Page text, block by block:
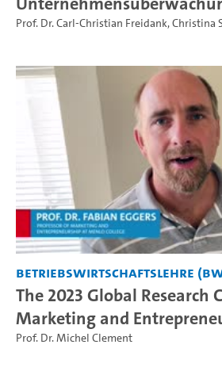
Prof. Dr. Carl-Christian Freidank,Christina
Betriebswirtschaftslehre
The 2023 Global Research
Marketing and
Prof. Dr. Michel Clement